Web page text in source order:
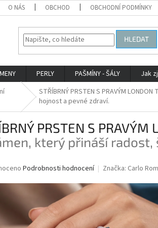
O NÁS OBCHOD OBCHODNÍ PODMÍNKY
HLEDAT
PERLY PAŠMÍNY - ŠÁLY Jak
STŘÍBRNÝ PRSTEN S PRAVÝM LONDON
hojnost a pevné zdraví.
PRSTEN S PRAVÝM
který přináší
Podrobnosti hodnocení Značka: Carlo